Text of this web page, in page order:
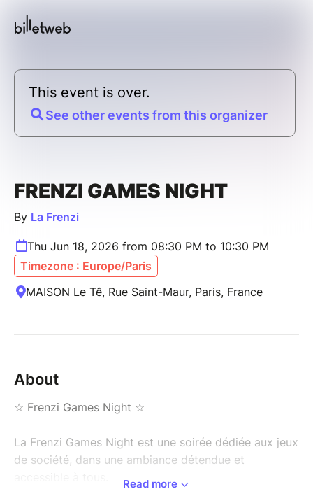
This event is over.
See other events from this organizer
FRENZI GAMES NIGHT
By La Frenzi
Thu Jun 18, 2026 from 08:30 PM to 10:30 PM
Timezone : Europe/Paris
MAISON Le Tê, Rue Saint-Maur, Paris, France
About
☆ Frenzi Games Night ☆
La Frenzi Games Night est une soirée dédiée aux jeux
de société, dans une ambiance détendue et
Read more